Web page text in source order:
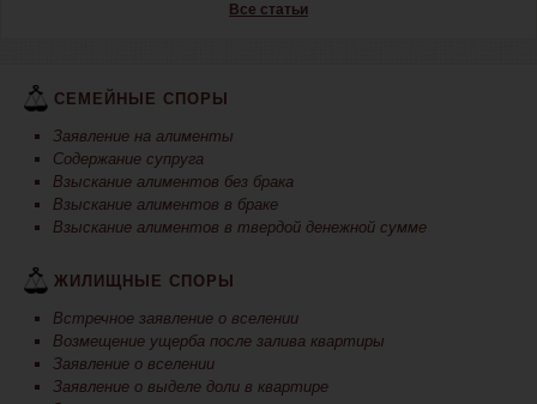
Все статьи
СЕМЕЙНЫЕ СПОРЫ
Заявление на алименты
Содержание супруга
Взыскание алиментов без брака
Взыскание алиментов в браке
Взыскание алиментов в твердой денежной сумме
ЖИЛИЩНЫЕ СПОРЫ
Встречное заявление о вселении
Возмещение ущерба после залива квартиры
Заявление о вселении
Заявление о выделе доли в квартире